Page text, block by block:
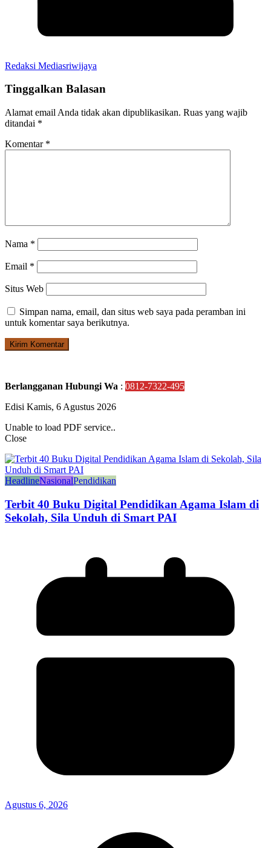
Redaksi Mediasriwijaya
Tinggalkan Balasan
Alamat email Anda tidak akan dipublikasikan. Ruas yang wajib
ditandai *
Komentar *
Nama *
Email *
Situs Web
Simpan nama, email, dan situs web saya pada peramban ini
untuk komentar saya berikutnya.
Berlangganan Hubungi Wa : 0812-7322-495
Edisi Kamis, 6 Agustus 2026
Unable to load PDF service..
Close
HeadlineNasionalPendidikan
Terbit 40 Buku Digital Pendidikan Agama Islam di
Sekolah, Sila Unduh di Smart PAI
Agustus 6, 2026